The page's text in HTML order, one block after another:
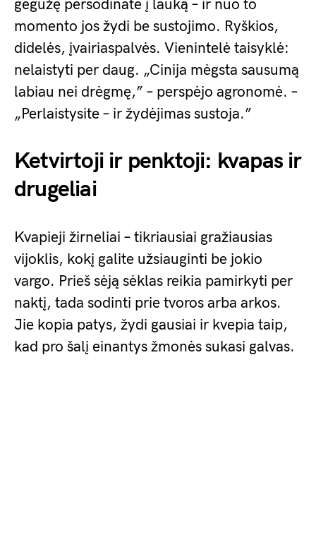
gegužę persodinate į lauką – ir nuo to
momento jos žydi be sustojimo. Ryškios,
didelės, įvairiaspalvės. Vienintelė taisyklė:
nelaistyti per daug. „Cinija mėgsta sausumą
labiau nei drėgmę,” – perspėjo agronomė. –
„Perlaistysite – ir žydėjimas sustoja.”
Ketvirtoji ir penktoji: kvapas ir
drugeliai
Kvapieji žirneliai – tikriausiai gražiausias
vijoklis, kokį galite užsiauginti be jokio
vargo. Prieš sėją sėklas reikia pamirkyti per
naktį, tada sodinti prie tvoros arba arkos.
Jie kopia patys, žydi gausiai ir kvepia taip,
kad pro šalį einantys žmonės sukasi galvas.